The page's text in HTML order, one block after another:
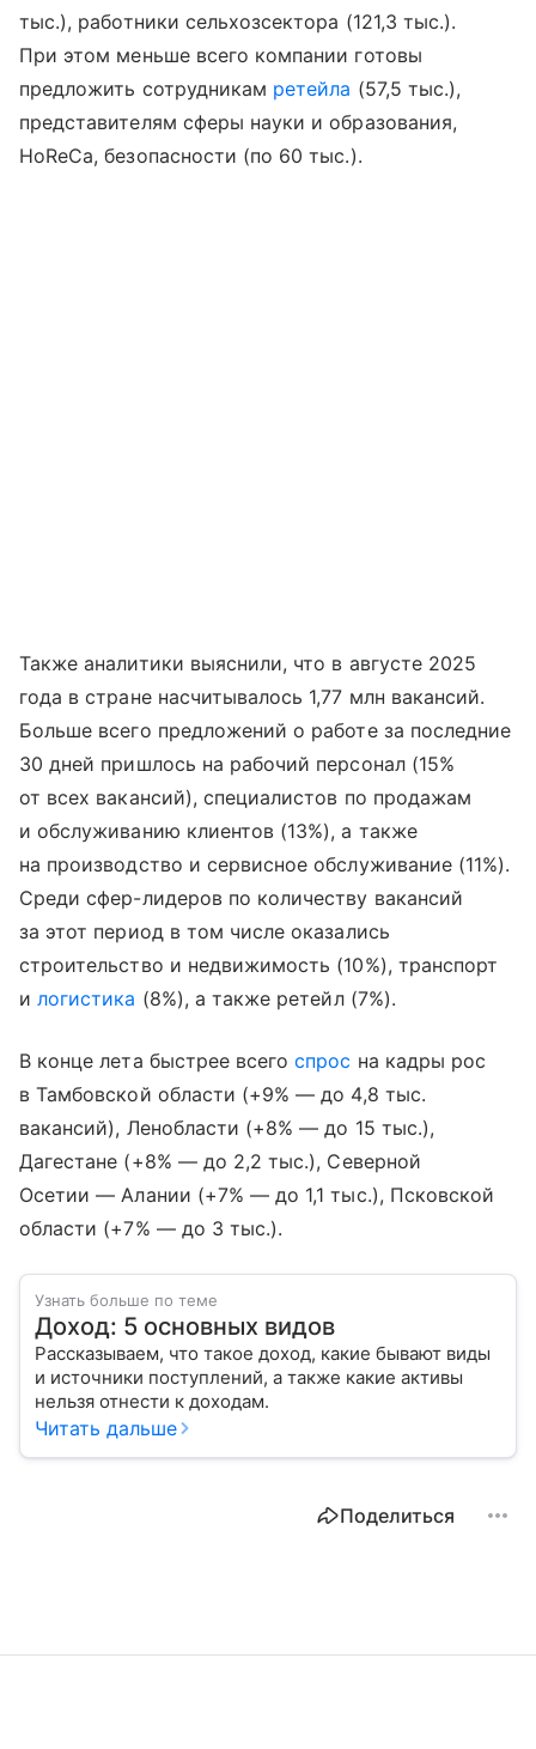
тыс.), работники сельхозсектора (121,3 тыс.).
При этом меньше всего компании готовы
предложить сотрудникам ретейла (57,5 тыс.),
представителям сферы науки и образования,
HoReCa, безопасности (по 60 тыс.).
Также аналитики выяснили, что в августе 2025
года в стране насчитывалось 1,77 млн вакансий.
Больше всего предложений о работе за последние
30 дней пришлось на рабочий персонал (15%
от всех вакансий), специалистов по продажам
и обслуживанию клиентов (13%), а также
на производство и сервисное обслуживание (11%).
Среди сфер-лидеров по количеству вакансий
за этот период в том числе оказались
строительство и недвижимость (10%), транспорт
илогистика (8%), а также ретейл (7%).
В конце лета быстрее всегоспрос на кадры рос
в Тамбовской области (+9% — до 4,8 тыс.
вакансий), Ленобласти (+8% — до 15 тыс.),
Дагестане (+8% — до 2,2 тыс.), Северной
Осетии — Алании (+7% — до 1,1 тыс.), Псковской
области (+7% — до 3 тыс.).
Узнать больше по теме
Доход: 5 основных видов
Рассказываем, что такое доход, какие бывают виды
и источники поступлений, а также какие активы
нельзя отнести к доходам.
Читать дальше
Поделиться